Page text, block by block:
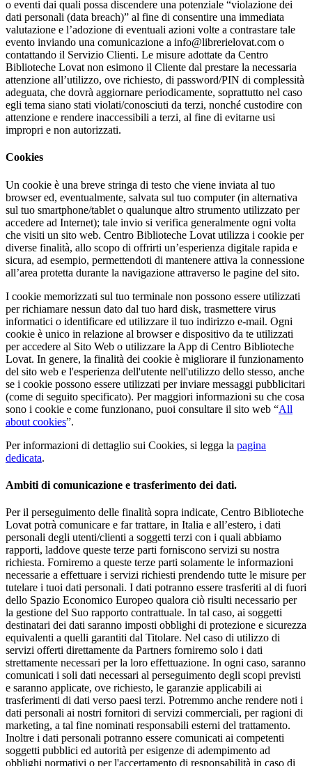
o eventi dai quali possa discendere una potenziale “violazione dei
dati personali (data breach)” al fine di consentire una immediata
valutazione e l’adozione di eventuali azioni volte a contrastare tale
evento inviando una comunicazione a info@librerielovat.com o
contattando il Servizio Clienti. Le misure adottate da Centro
Biblioteche Lovat non esimono il Cliente dal prestare la necessaria
attenzione all’utilizzo, ove richiesto, di password/PIN di complessità
adeguata, che dovrà aggiornare periodicamente, soprattutto nel caso
egli tema siano stati violati/conosciuti da terzi, nonché custodire con
attenzione e rendere inaccessibili a terzi, al fine di evitarne usi
impropri e non autorizzati.
Cookies
Un cookie è una breve stringa di testo che viene inviata al tuo
browser ed, eventualmente, salvata sul tuo computer (in alternativa
sul tuo smartphone/tablet o qualunque altro strumento utilizzato per
accedere ad Internet); tale invio si verifica generalmente ogni volta
che visiti un sito web. Centro Biblioteche Lovat utilizza i cookie per
diverse finalità, allo scopo di offrirti un’esperienza digitale rapida e
sicura, ad esempio, permettendoti di mantenere attiva la connessione
all’area protetta durante la navigazione attraverso le pagine del sito.
I cookie memorizzati sul tuo terminale non possono essere utilizzati
per richiamare nessun dato dal tuo hard disk, trasmettere virus
informatici o identificare ed utilizzare il tuo indirizzo e-mail. Ogni
cookie è unico in relazione al browser e dispositivo da te utilizzati
per accedere al Sito Web o utilizzare la App di Centro Biblioteche
Lovat. In genere, la finalità dei cookie è migliorare il funzionamento
del sito web e l'esperienza dell'utente nell'utilizzo dello stesso, anche
se i cookie possono essere utilizzati per inviare messaggi pubblicitari
(come di seguito specificato). Per maggiori informazioni su che cosa
sono i cookie e come funzionano, puoi consultare il sito web “All
about cookies”.
Per informazioni di dettaglio sui Cookies, si legga la pagina
dedicata.
Ambiti di comunicazione e trasferimento dei dati.
Per il perseguimento delle finalità sopra indicate, Centro Biblioteche
Lovat potrà comunicare e far trattare, in Italia e all’estero, i dati
personali degli utenti/clienti a soggetti terzi con i quali abbiamo
rapporti, laddove queste terze parti forniscono servizi su nostra
richiesta. Forniremo a queste terze parti solamente le informazioni
necessarie a effettuare i servizi richiesti prendendo tutte le misure per
tutelare i tuoi dati personali. I dati potranno essere trasferiti al di fuori
dello Spazio Economico Europeo qualora ciò risulti necessario per
la gestione del Suo rapporto contrattuale. In tal caso, ai soggetti
destinatari dei dati saranno imposti obblighi di protezione e sicurezza
equivalenti a quelli garantiti dal Titolare. Nel caso di utilizzo di
servizi offerti direttamente da Partners forniremo solo i dati
strettamente necessari per la loro effettuazione. In ogni caso, saranno
comunicati i soli dati necessari al perseguimento degli scopi previsti
e saranno applicate, ove richiesto, le garanzie applicabili ai
trasferimenti di dati verso paesi terzi. Potremmo anche rendere noti i
dati personali ai nostri fornitori di servizi commerciali, per ragioni di
marketing, a tal fine nominati responsabili esterni del trattamento.
Inoltre i dati personali potranno essere comunicati ai competenti
soggetti pubblici ed autorità per esigenze di adempimento ad
obblighi normativi o per l'accertamento di responsabilità in caso di